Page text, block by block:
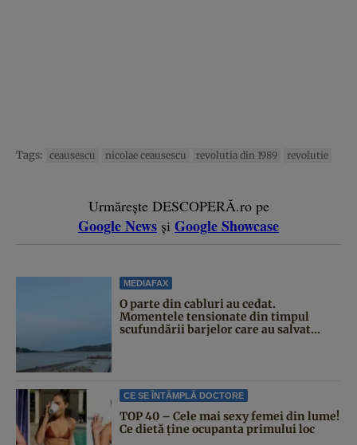
Tags: ceausescu nicolae ceausescu revolutia din 1989 revolutie
Urmărește DESCOPERĂ.ro pe
Google News și Google Showcase
MEDIAFAX
O parte din cabluri au cedat.
Momentele tensionate din timpul
scufundării barjelor care au salvat...
CE SE ÎNTÂMPLĂ DOCTORE
TOP 40 – Cele mai sexy femei din lume!
Ce dietă ține ocupanta primului loc